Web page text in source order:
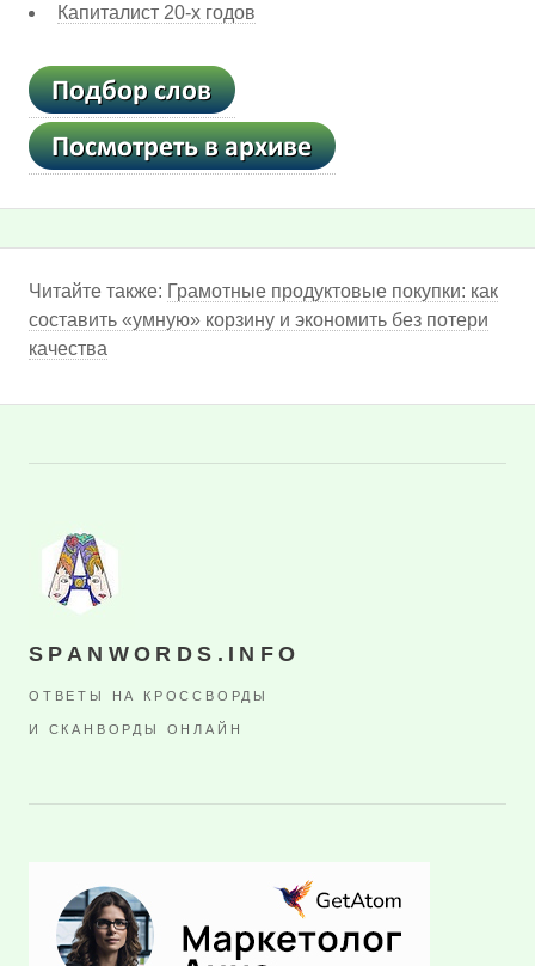
Капиталист 20-х годов
Читайте также: Грамотные продуктовые покупки: как
составить «умную» корзину и экономить без потери
качества
SPANWORDS.INFO
ОТВЕТЫ НА КРОССВОРДЫ
И СКАНВОРДЫ ОНЛАЙН